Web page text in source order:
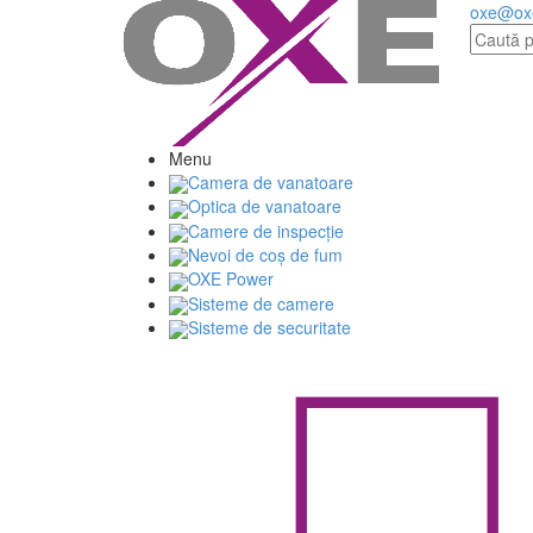
Menu
Camera de vanatoare
Optica de vanatoare
Camere de inspecție
Nevoi de coș de fum
OXE Power
Sisteme de camere
Sisteme de securitate